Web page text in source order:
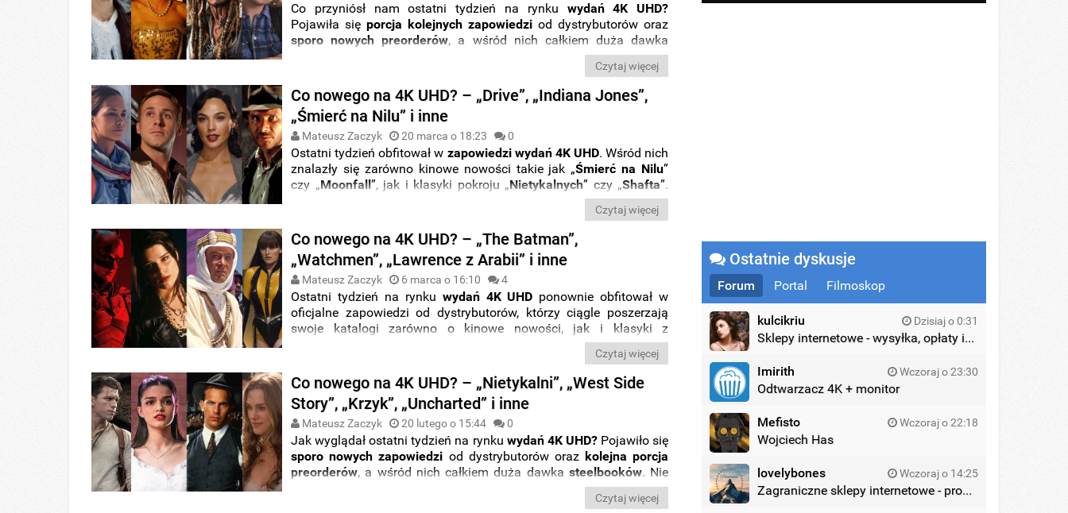
Co przyniósł nam ostatni tydzień na rynku wydań 4K UHD?
Pojawiła sięporcja kolejnych zapowiedzi od dystrybutorów oraz
sporo nowych preorderów, a wśród nich całkiem duża dawka
. Nie zabrakło też informacji na tematpolskiej wersji
w zagranicznych edycjach. Wszystkie zapowiedzi ze
świata
Ultra HD Blu-rayzebraliśmy dla Was w nowym wpisie z
cyklu „Co nowego na 4K UHD? ”. Miłej lektury.
Czytaj więcej
Co nowego na 4K UHD? – „Drive”, „Indiana Jones”,
„Śmierć na Nilu” i inne
Mateusz Zaczyk 20 marca o 18:23 0
Ostatni tydzień obfitował w zapowiedzi wydań 4K UHD. Wśród nich
znalazły się zarówno kinowe nowości takie jak „Śmierć na Nilu”
czy „Moonfall”, jak i klasyki pokroju „Nietykalnych” czy „Shafta”.
, a wśród preorderów
nowych kolekcjonerskich wydań. Wszystkie
zapowiedzi ze świataUltra HD Blu-ray
zebraliśmy dla Was w
nowym wpisie z cyklu „Co nowego na 4K UHD?”. Miłej lektury.
Czytaj więcej
Co nowego na 4K UHD? – „The Batman”,
„Watchmen”, „Lawrence z Arabii” i inne
Mateusz Zaczyk 6 marca o 16:10 4
Ostatni tydzień na rynku wydań 4K UHD ponownie obfitował w
oficjalne zapowiedzi od dystrybutorów, którzy ciągle poszerzają
swoje katalogi zarówno o kinowe nowości, jak i klasyki z
poprzednich dekad. Oczywiście z okazji premiery kinowej nowego
, nie mogło zabraknąć także preorderów na ten
tytuł. Nie zabrakło teżsteelbookówi informacji na tematpolskiej
wersji językowejw zagranicznych wydaniach. Wszystkie
zapowiedzi ze świataUltra HD Blu-rayzebraliśmy dla Was w
nowym wpisie z cyklu „Co nowego na 4K UHD?
Czytaj więcej
Co nowego na 4K UHD? – „Nietykalni”, „West Side
Story”, „Krzyk”, „Uncharted” i inne
Mateusz Zaczyk 20 lutego o 15:44 0
Jak wyglądał ostatni tydzień na rynku wydań 4K UHD?Pojawiło się
sporo nowych zapowiedzi od dystrybutorów oraz kolejna porcja
preorderów, a wśród nich całkiem duża dawka steelbooków. Nie
polskiej wersji językowejw
zagranicznych edycjach. Wszystkie zapowiedzi ze świataUltra HD
Czytaj więcej
Ostatnie dyskusje
Forum Portal Filmoskop
kulcikriu Dzisiaj o 0:31
Sklepy internetowe - wysyłka, opłaty itd.
Imirith Wczoraj o 23:30
Odtwarzacz 4K + monitor
Mefisto Wczoraj o 22:18
Wojciech Has
lovelybones Wczoraj o 14:25
Zagraniczne sklepy internetowe - promocje